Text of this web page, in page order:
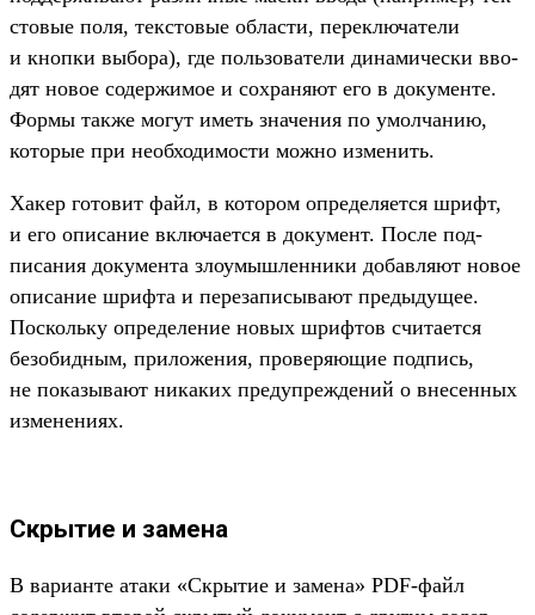
сто­вые поля, тек­сто­вые области, перек­лючате­ли
и кноп­ки выбора), где поль­зовате­ли динами­чес­ки вво­
дят новое содер­жимое и сох­раня­ют его в докумен­те.
Фор­мы так­же могут иметь зна­чения по умол­чанию,
которые при необ­ходимос­ти мож­но изме­нить.
Ха­кер готовит файл, в котором опре­деля­ется шрифт,
и его опи­сание вклю­чает­ся в документ. Пос­ле под­
писания докумен­та зло­умыш­ленни­ки добав­ляют новое
опи­сание шриф­та и переза­писы­вают пре­дыду­щее.
Пос­коль­ку опре­деле­ние новых шриф­тов счи­тает­ся
безобид­ным, при­ложе­ния, про­веря­ющие под­пись,
не показы­вают никаких пре­дуп­режде­ний о вне­сен­ных
изме­нени­ях.
Скрытие и замена
В вари­анте ата­ки «Скры­тие и замена» PDF-файл